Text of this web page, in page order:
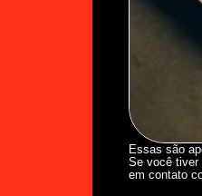
Essas são
Se você tiver
em contato